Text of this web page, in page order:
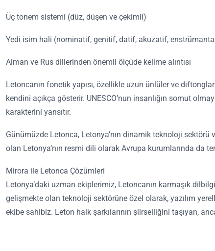
Üç tonem sistemi (düz, düşen ve çekimli)
Yedi isim hali (nominatif, genitif, datif, akuzatif,
Alman ve Rus dillerinden önemli ölçüde kelime alıntısı
Letoncanın fonetik yapısı, özellikle uzun ünlüler ve
kendini açıkça gösterir. UNESCO’nun insanlığın somut
karakterini yansıtır.
Günümüzde Letonca, Letonya’nın dinamik teknoloji
olan Letonya’nın resmi dili olarak Avrupa kurumlarında da
Mirora ile Letonca Çözümleri
Letonya’daki uzman ekiplerimiz, Letoncanın karmaşık
gelişmekte olan teknoloji sektörüne özel olarak, yazılım
ekibe sahibiz. Leton halk şarkılarının şiirselliğini taşıyan,